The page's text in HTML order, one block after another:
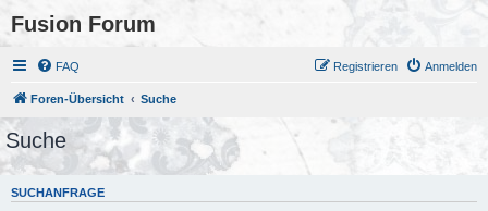
Fusion Forum
FAQ Anmelden
Registrieren
Foren-Übersicht Suche
Suche
SUCHANFRAGE